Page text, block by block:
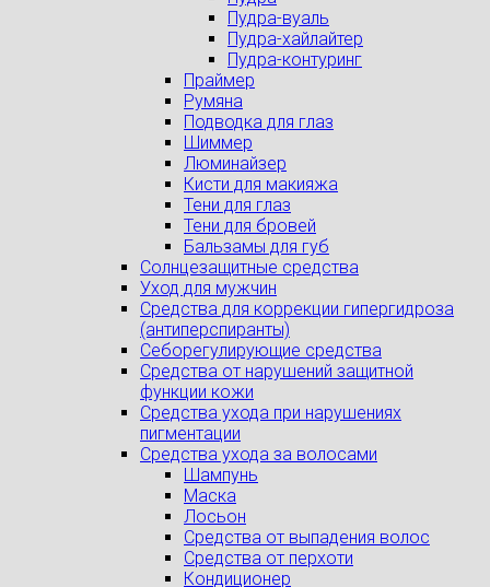
Пудра-вуаль
Пудра-хайлайтер
Пудра-контуринг
Праймер
Румяна
Подводка для глаз
Шиммер
Люминайзер
Кисти для макияжа
Тени для глаз
Тени для бровей
Бальзамы для губ
Солнцезащитные средства
Уход для мужчин
Средства для коррекции гипергидроза
(антиперспиранты)
Себорегулирующие средства
Средства от нарушений защитной
функции кожи
Средства ухода при нарушениях
пигментации
Средства ухода за волосами
Шампунь
Маска
Лосьон
Средства от выпадения волос
Средства от перхоти
Кондиционер